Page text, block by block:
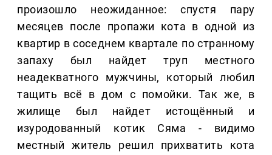
произошло неожиданное: спустя пару
месяцев после пропажи кота в одной из
квартир в соседнем квартале по странному
запаху был найдет труп местного
неадекватного мужчины, который любил
тащить всё в дом с помойки. Так же, в
жилище был найдет истощённый и
изуродованный котик Сяма - видимо
местный житель решил прихватить кота